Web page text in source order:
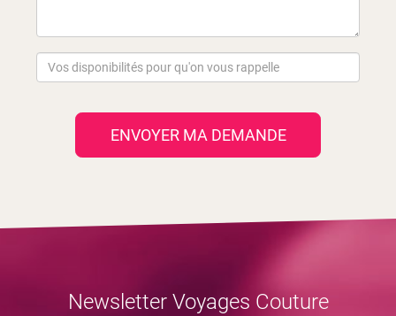
ENVOYER MA DEMANDE
Newsletter Voyages Couture